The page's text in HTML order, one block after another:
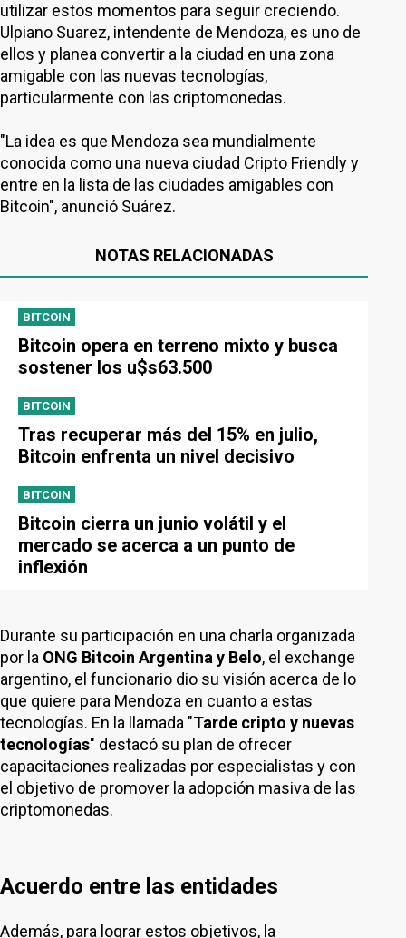
utilizar estos momentos para seguir creciendo.
Ulpiano Suarez, intendente de Mendoza, es uno de
ellos y planea convertir a la ciudad en una zona
amigable con las nuevas tecnologías,
particularmente con las criptomonedas.
"La idea es que Mendoza sea mundialmente
conocida como una nueva ciudad Cripto Friendly y
entre en la lista de las ciudades amigables con
Bitcoin", anunció Suárez.
NOTAS RELACIONADAS
BITCOIN
Bitcoin opera en terreno mixto y busca
sostener los u$s63.500
BITCOIN
Tras recuperar más del 15% en julio,
Bitcoin enfrenta un nivel decisivo
BITCOIN
Bitcoin cierra un junio volátil y el
mercado se acerca a un punto de
inflexión
Durante su participación en una charla organizada
por la ONG Bitcoin Argentina y Belo, el exchange
argentino, el funcionario dio su visión acerca de lo
que quiere para Mendoza en cuanto a estas
tecnologías. En la llamada "Tarde cripto y nuevas
tecnologías" destacó su plan de ofrecer
capacitaciones realizadas por especialistas y con
el objetivo de promover la adopción masiva de las
criptomonedas.
Acuerdo entre las entidades
Además, para lograr estos objetivos, la